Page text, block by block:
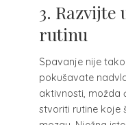
3.
rutinu
Spavanje nije
pokušavate
aktivnosti, možda
stvoriti rutinekoje